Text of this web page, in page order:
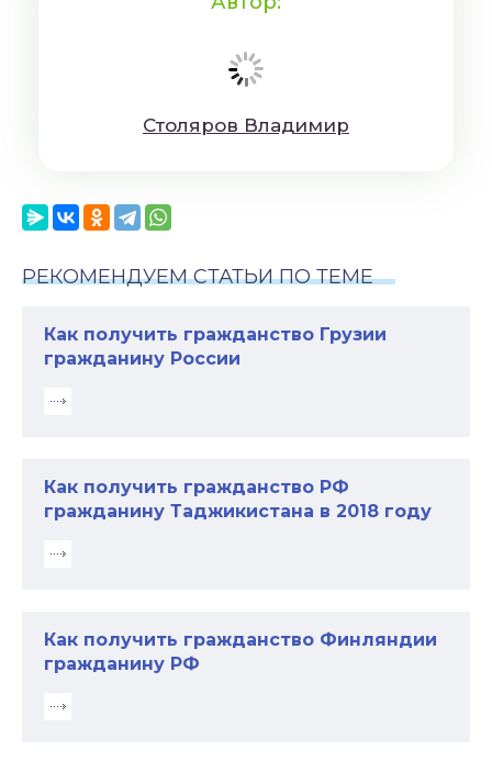
Cтoляpoв Влaдимиp
РЕКОМЕНДУЕМ СТАТЬИ ПО ТЕМЕ
Как получить гражданство Грузии
гражданину России
Как получить гражданство РФ
гражданину Таджикистана в 2018 году
Как получить гражданство Финляндии
гражданину РФ